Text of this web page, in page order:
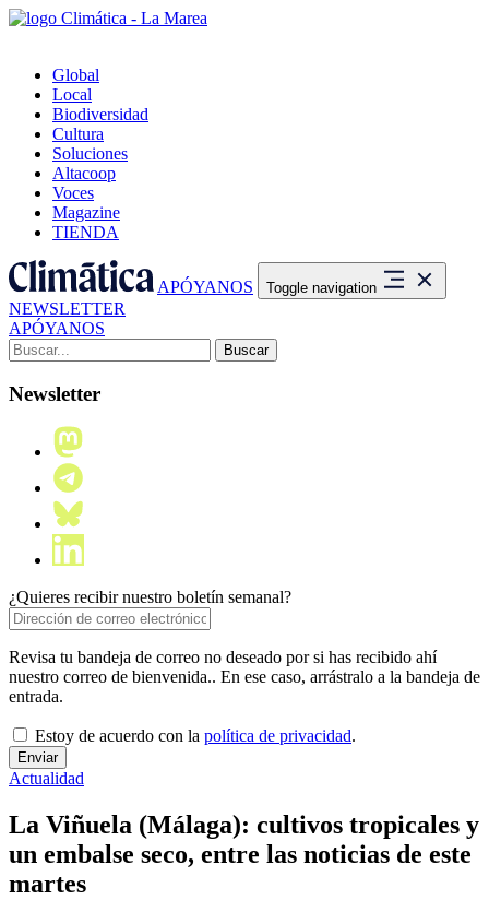
Global
Local
Biodiversidad
Cultura
Soluciones
Altacoop
Voces
Magazine
TIENDA
APÓYANOS Toggle navigation
NEWSLETTER
APÓYANOS
Buscar:
Newsletter
¿Quieres recibir nuestro boletín semanal?
Revisa tu bandeja de correo no deseado por si has recibido ahí
nuestro correo de bienvenida.. En ese caso, arrástralo a la bandeja de
entrada.
Estoy de acuerdo con la política de privacidad.
Actualidad
La Viñuela (Málaga): cultivos tropicales y
un embalse seco, entre las noticias de este
martes